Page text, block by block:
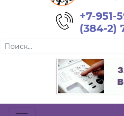
+7-951-
(384-2)